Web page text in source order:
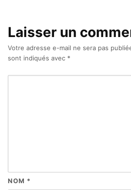
Laisser un
Votre adresse e-mail ne sera pas
sont indiqués avec *
NOM *